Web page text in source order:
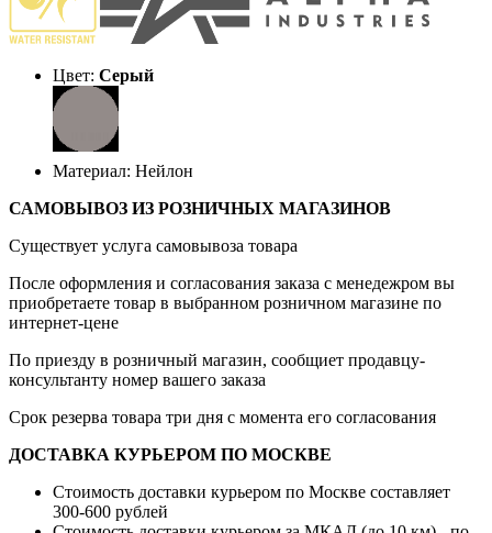
Цвет: Серый
Материал: Нейлон
САМОВЫВОЗ ИЗ РОЗНИЧНЫХ МАГАЗИНОВ
Существует услуга самовывоза товара
После оформления и согласования заказа с менедежром вы
приобретаете товар в выбранном розничном магазине по
интернет-цене
По приезду в розничный магазин, сообщиет продавцу-
консультанту номер вашего заказа
Срок резерва товара три дня с момента его согласования
ДОСТАВКА КУРЬЕРОМ ПО МОСКВЕ
Стоимость доставки курьером по Москве составляет
300-600 рублей